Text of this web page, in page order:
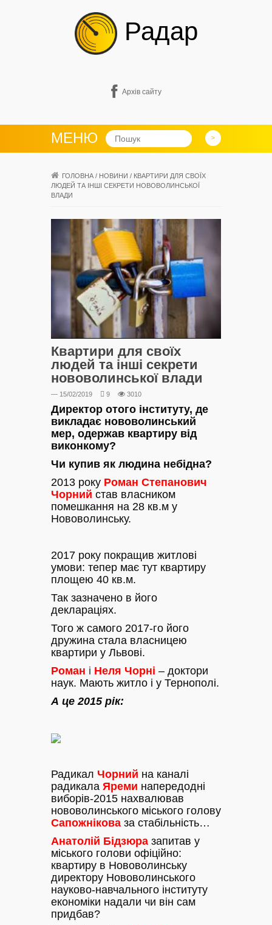
Радар
Архів сайту
МЕНЮ
ГОЛОВНА / НОВИНИ / КВАРТИРИ ДЛЯ СВОЇХ
ЛЮДЕЙ ТА ІНШІ СЕКРЕТИ НОВОВОЛИНСЬКОЇ
ВЛАДИ
Квартири для своїх
людей та інші секрети
нововолинської влади
— 15/02/2019 9 3010
Директор отого інституту, де
викладає нововолинський
мер, одержав квартиру від
виконкому?
Чи купив як людина небідна?
2013 року Роман Степанович
Чорний став власником
помешкання на 28 кв.м у
Нововолинську.
2017 року покращив житлові
умови: тепер має тут квартиру
площею 40 кв.м.
Так зазначено в його
деклараціях.
Того ж самого 2017-го його
дружина стала власницею
квартири у Львові.
Роман і Неля Чорні – доктори
наук. Мають житло і у Тернополі.
А це 2015 рік:
Радикал Чорний на каналі
радикала Яреми напередодні
виборів-2015 нахвалював
нововолинського міського голову
Сапожнікова за стабільність…
Анатолій Бідзюра запитав у
міського голови офіційно:
квартиру в Нововолинську
директору Нововолинського
науково-навчального інституту
економіки надали чи він сам
придбав?